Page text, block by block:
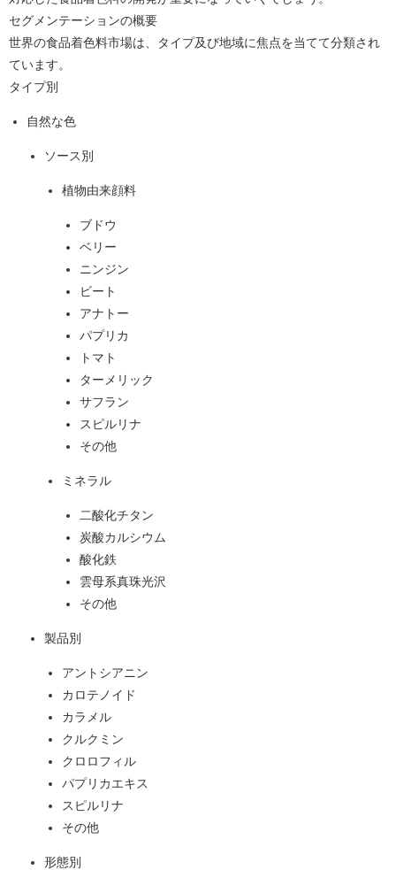
セグメンテーションの概要
世界の食品着色料市場は、タイプ及び地域に焦点を当てて分類され
ています。
タイプ別
自然な色
ソース別
植物由来顔料
ブドウ
ベリー
ニンジン
ビート
アナトー
パプリカ
トマト
ターメリック
サフラン
スピルリナ
その他
ミネラル
二酸化チタン
炭酸カルシウム
酸化鉄
雲母系真珠光沢
その他
製品別
アントシアニン
カロテノイド
カラメル
クルクミン
クロロフィル
パプリカエキス
スピルリナ
その他
形態別